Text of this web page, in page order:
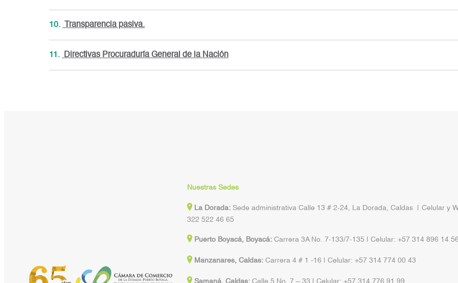
10. Transparencia pasiva.
11. Directivas Procuraduría General de la Nación
Nuestras Sedes
La Dorada:Sede administrativa Calle 13 # 2-24, La Dorada, Caldas | Celular y
322 522 46 65
Puerto Boyacá, Boyacá:Carrera 3A No. 7-133/7-135 | Celular: +57 314 896 14
Manzanares, Caldas:Carrera 4 # 1 -16 | Celular: +57 314 774 00 43